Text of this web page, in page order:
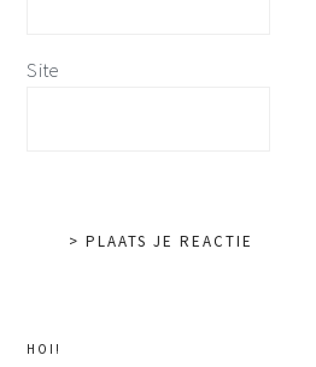
Site
primaire
HOI!